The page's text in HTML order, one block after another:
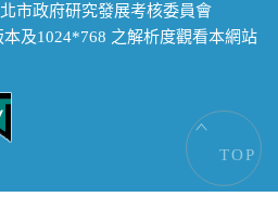
TOP
市政府研究發展考核委員會
及1024*768 之解析度觀看本網站